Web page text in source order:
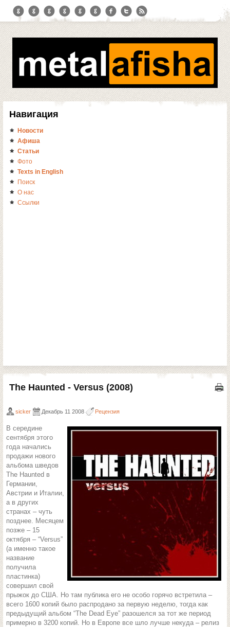
Навигация
Новости
Афиша
Статьи
Фото
Texts in English
Поиск
О нас
Ссылки
The Haunted - Versus (2008)
sicker Декабрь 11 2008 Рецензия
В середине
сентября этого
года начались
продажи нового
альбома шведов
The Haunted в
Германии,
Австрии и Италии,
а в других
странах – чуть
позднее. Месяцем
позже – 15
октября – “Versus”
(а именно такое
название
получила
пластинка)
совершил свой
прыжок до США. Но там публика его не особо горячо встретила –
всего 1600 копий было распродано за первую неделю, тогда как
предыдущий альбом “The Dead Eye” разошелся за тот же период
примерно в 3200 копий. Но в Европе все шло лучше некуда – релиз